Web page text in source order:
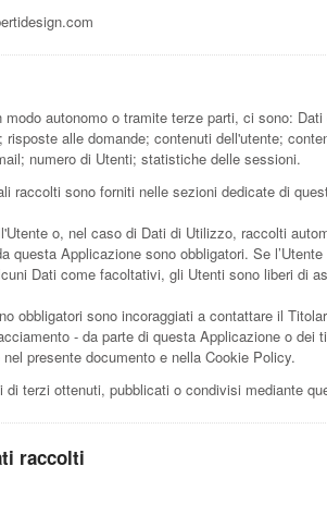
autonomo o tramite terze parti, ci sono:
alle domande; contenuti dell'utente;
numero di Utenti; statistiche delle sessioni.
raccolti sono forniti nelle sezioni dedicate di
o, nel caso di Dati di Utilizzo, raccolti
Applicazione sono obbligatori. Se
Dati come facoltativi, gli Utenti sono liberi di
obbligatori sono incoraggiati a contattare il
- da parte di questa Applicazione o
presente documento e nella Cookie Policy.
terzi ottenuti, pubblicati o condivisi mediante
raccolti